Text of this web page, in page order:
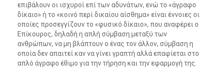
επιβάλουν οι ισχυροί επί των αδυνάτων, ενώ το «άγραφο
δίκαιο» ή το «κοινό περί δικαίου αίσθημα» είναι έννοιες οι
οποίες προσεγγίζουν το «φυσικό δίκαιο», που αναφέρει ο
Επίκουρος, δηλαδή η απλή σύμβαση μεταξύ των
ανθρώπων, να μη βλάπτουν ο ένας τον άλλον, σύμβαση η
οποία δεν απαιτεί καν να γίνει γραπτή αλλά επαφίεται στο
απλό άγραφο έθιμο για την τήρηση και την εφαρμογή της.